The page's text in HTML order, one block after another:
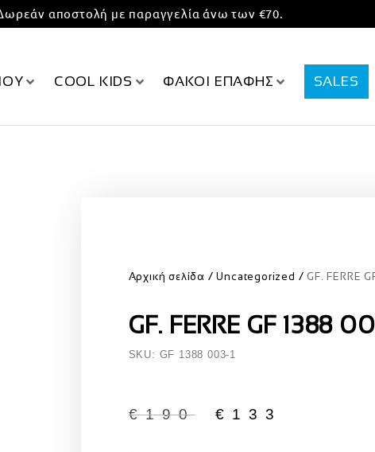
αποστολή με παραγγελία άνω των €70.
COOL KIDS ΦΑΚΟΙ ΕΠΑΦΗΣ SALES
Αρχική σελίδα Uncategorized GF. FERRE
GF. FERRE GF 1388
SKU: GF 1388 003-1
€190 € 133